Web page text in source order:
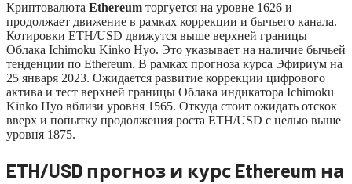
Криптовалюта Ethereum торгуется на уровне 1626 и
продолжает движение в рамках коррекции и бычьего канала.
Котировки ETH/USD движутся выше верхней границы
Облака Ichimoku Kinko Hyo. Это указывает на наличие бычьей
тенденции по Ethereum. В рамках прогноза курса Эфириум на
25 января 2023. Ожидается развитие коррекции цифрового
актива и тест верхней границы Облака индикатора Ichimoku
Kinko Hyo вблизи уровня 1565. Откуда стоит ожидать отскок
вверх и попытку продолжения роста ETH/USD с целью выше
уровня 1875.
ETH/USD прогноз и курс Ethereum на